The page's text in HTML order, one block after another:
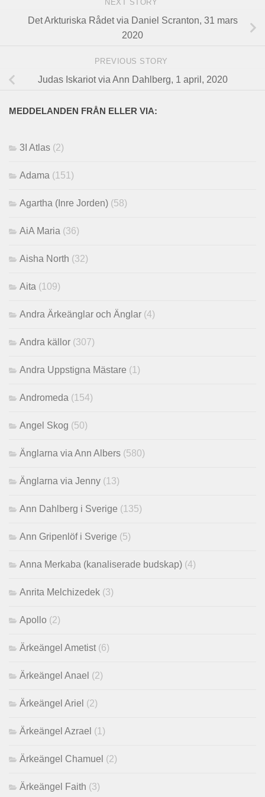
NEXT STORY
Det Arkturiska Rådet via Daniel Scranton, 31 mars
2020
PREVIOUS STORY
Judas Iskariot via Ann Dahlberg, 1 april, 2020
MEDDELANDEN FRÅN ELLER VIA:
3I Atlas (2)
Adama (151)
Agartha (Inre Jorden) (58)
AiA Maria (36)
Aisha North (32)
Aita (109)
Andra Ärkeänglar och Änglar (4)
Andra källor (307)
Andra Uppstigna Mästare (1)
Andromeda (154)
Angel Skog (50)
Änglarna via Ann Albers (580)
Änglarna via Jenny (13)
Ann Dahlberg i Sverige (135)
Ann Gripenlöf i Sverige (5)
Anna Merkaba (kanaliserade budskap) (4)
Anrita Melchizedek (3)
Apollo (2)
Ärkeängel Ametist (6)
Ärkeängel Anael (2)
Ärkeängel Ariel (2)
Ärkeängel Azrael (1)
Ärkeängel Chamuel (2)
Ärkeängel Faith (3)